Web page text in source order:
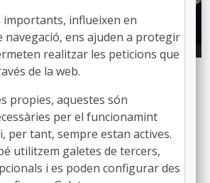
la futura declaració
promoure la inclusió
amb discapacitat
una acció pública coordinada
funcional com un valor col·lectiu i
importants, influeixen en
navegació, ens ajuden a protegir
realitzar les peticions que
de la web.
propies, aquestes són
per el funcionamint
per tant, sempre estan actives.
utilitzem galetes de tercers,
i es poden configurar des